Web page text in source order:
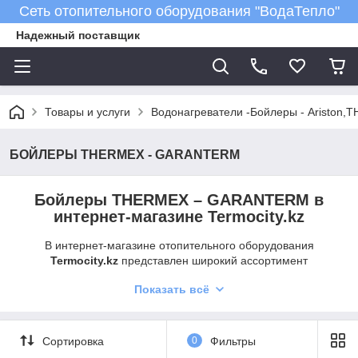
Сеть отопительного оборудования "ВодаТепло"
Надежный поставщик
Товары и услуги Водонагреватели -Бойлеры -
БОЙЛЕРЫ THERMEX - GARANTERM
Бойлеры THERMEX – GARANTERM в
интернет-магазине Termocity.kz
В интернет-магазине отопительного оборудования
Termocity.kz представлен широкий ассортимент
— надежных брендов с мировым опытом
предлагаем оригинальную продукцию с гарантией
производителя и доставкой по Казахстану.
Показать всё
Сортировка 0 Фильтры